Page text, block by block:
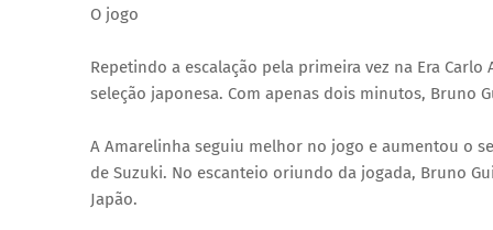
O jogo
Repetindo a escalação pela primeira vez na Era
seleção japonesa. Com apenas dois minutos, Bruno
A Amarelinha seguiu melhor no jogo e aumentou o
de Suzuki. No escanteio oriundo da jogada, Bruno
Japão.